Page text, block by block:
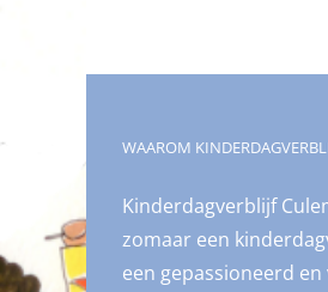
WAAROM
Kinderdagverblijf
zomaar een
een gepassioneerd